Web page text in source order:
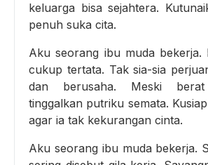
keluarga bisa sejahtera.
penuh suka cita.
Aku seorang ibu muda bekerja.
cukup tertata. Tak sia-sia
dan berusaha. Meski
tinggalkan putriku semata.
agar ia tak kekurangan cinta.
Aku seorang ibu muda bekerja.